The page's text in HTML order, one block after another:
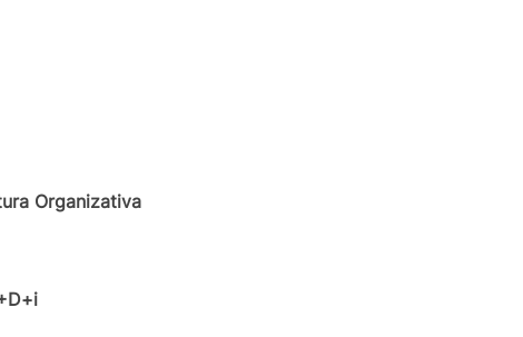
Organizativa